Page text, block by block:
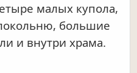
малых купола,
большие
и внутри храма.